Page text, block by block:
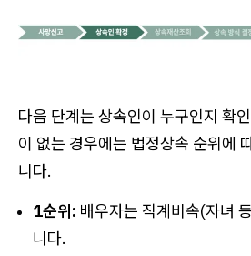
다음 단계는 상속인이 누구인지 확
이 없는 경우에는 법정상속 순위에
니다.
1순위: 배우자는 직계비속(자녀
니다.